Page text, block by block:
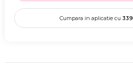
Cumpara in aplicatie cu